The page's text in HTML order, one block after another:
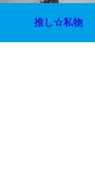
推し☆私物